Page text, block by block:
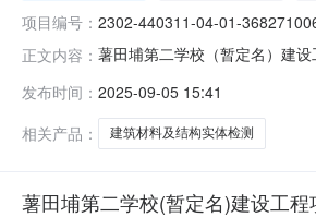
项目编号： 2302-440311-04-01-
正文内容： 薯田埔第二学校（暂定名）建
定名)建设工程项目建筑材料及
发布时间： 2025-09-05 15:41
相关产品：
建筑材料及结构实体检测
薯田埔第二学校(暂定名)建设工